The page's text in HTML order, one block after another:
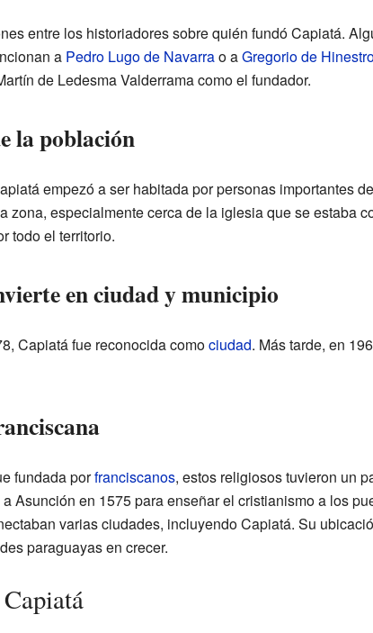
entre los historiadores sobre quién fundó Capiatá.
a Pedro Lugo de Navarrao aGregorio de
de Ledesma Valderrama como el fundador.
la población
empezó a ser habitada por personas importantes
zona, especialmente cerca de la iglesia que se estaba
todo el territorio.
en ciudad y municipio
Capiatá fue reconocida comociudad. Más tarde, en
fundada porfranciscanos, estos religiosos tuvieron un
Asunción en 1575 para enseñar el cristianismo a los
varias ciudades, incluyendo Capiatá. Su
paraguayas en crecer.